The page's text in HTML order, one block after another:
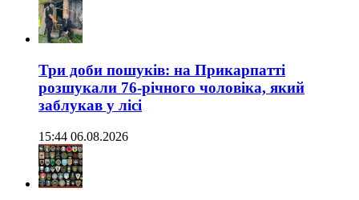
Три доби пошуків: на Прикарпатті
розшукали 76-річного чоловіка, який
заблукав у лісі
15:44 06.08.2026